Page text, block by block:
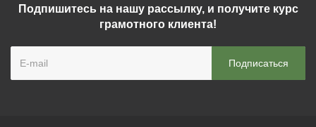
Подпишитесь на нашу рассылку, и получите курс
грамотного клиента!